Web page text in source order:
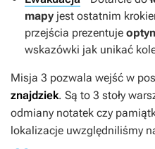
mapy jest ostatnim
przejścia prezentuje
wskazówki jak unikać
Misja 3 pozwala wejść w
znajdziek. Są to 3 stoły
odmiany notatek czy
lokalizacje uwzględniliśmy